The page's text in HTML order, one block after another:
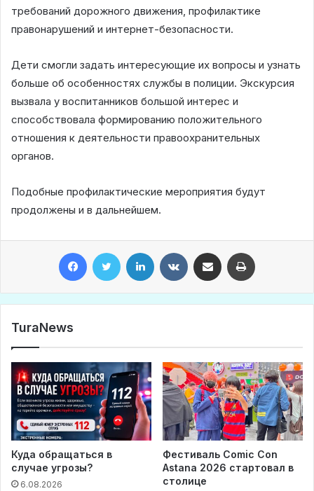
требований дорожного движения, профилактике
правонарушений и интернет-безопасности.
Дети смогли задать интересующие их вопросы и узнать
больше об особенностях службы в полиции. Экскурсия
вызвала у воспитанников большой интерес и
способствовала формированию положительного
отношения к деятельности правоохранительных
органов.
Подобные профилактические мероприятия будут
продолжены и в дальнейшем.
TuraNews
Куда обращаться в
случае угрозы?
6.08.2026
Фестиваль Comic Con
Astana 2026 стартовал в
столице